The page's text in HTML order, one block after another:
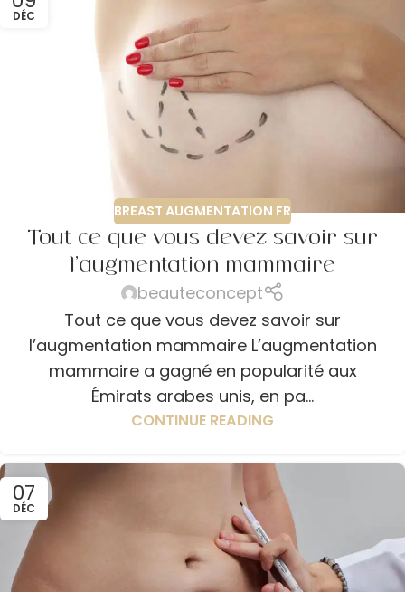
DÉC
BREAST AUGMENTATION FR
Tout ce que vous devez savoir sur
l’augmentation mammaire
beauteconcept
Tout ce que vous devez savoir sur
l’augmentation mammaire L’augmentation
mammaire a gagné en popularité aux
Émirats arabes unis, en pa...
CONTINUE READING
07
DÉC